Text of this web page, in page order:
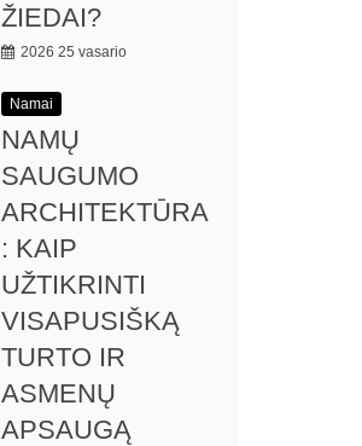
ŽIEDAI?
2026 25 vasario
Namai
NAMŲ
SAUGUMO
ARCHITEKTŪRA
: KAIP
UŽTIKRINTI
VISAPUSIŠKĄ
TURTO IR
ASMENŲ
APSAUGĄ